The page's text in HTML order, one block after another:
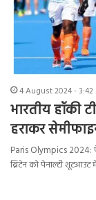
4 August 2024 - 3:42
भारतीय हॉकी
हराकर
Paris Olympics 2024:
ब्रिटेन को पेनाल्टी